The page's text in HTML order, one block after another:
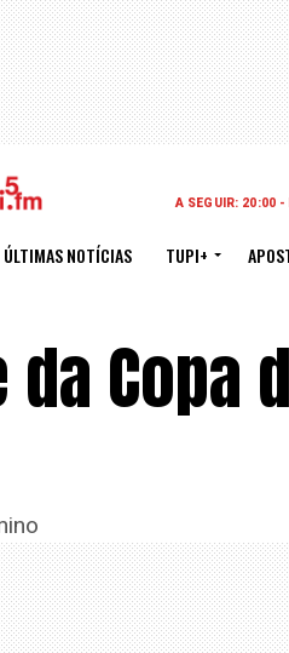
A SEGUIR: 20:00
ÚLTIMAS NOTÍCIAS TUPI+
Copa